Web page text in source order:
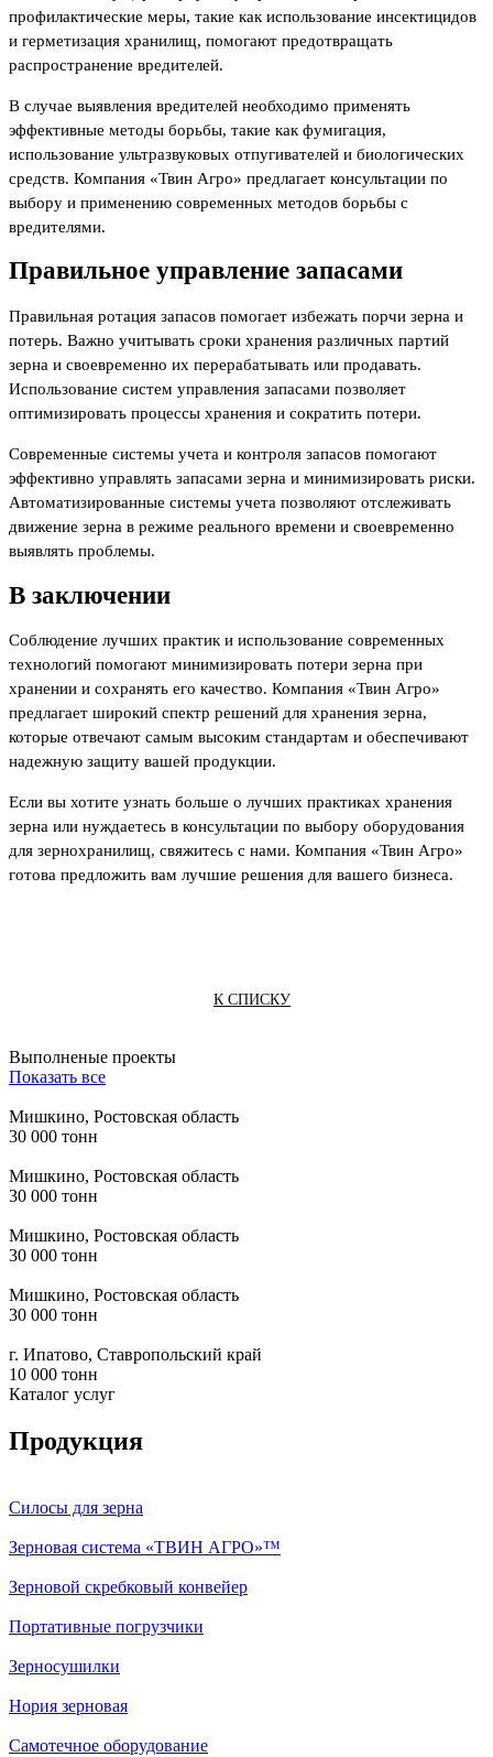
профилактические меры, такие как использование инсектицидов
и герметизация хранилищ, помогают предотвращать
распространение вредителей.
В случае выявления вредителей необходимо применять
эффективные методы борьбы, такие как фумигация,
использование ультразвуковых отпугивателей и биологических
средств. Компания «Твин Агро» предлагает консультации по
выбору и применению современных методов борьбы с
вредителями.
Правильное управление запасами
Правильная ротация запасов помогает избежать порчи зерна и
потерь. Важно учитывать сроки хранения различных партий
зерна и своевременно их перерабатывать или продавать.
Использование систем управления запасами позволяет
оптимизировать процессы хранения и сократить потери.
Современные системы учета и контроля запасов помогают
эффективно управлять запасами зерна и минимизировать риски.
Автоматизированные системы учета позволяют отслеживать
движение зерна в режиме реального времени и своевременно
выявлять проблемы.
В заключении
Соблюдение лучших практик и использование современных
технологий помогают минимизировать потери зерна при
хранении и сохранять его качество. Компания «Твин Агро»
предлагает широкий спектр решений для хранения зерна,
которые отвечают самым высоким стандартам и обеспечивают
надежную защиту вашей продукции.
Если вы хотите узнать больше о лучших практиках хранения
зерна или нуждаетесь в консультации по выбору оборудования
для зернохранилищ, свяжитесь с нами. Компания «Твин Агро»
готова предложить вам лучшие решения для вашего бизнеса.
К СПИСКУ
Выполненые проекты
Показать все
Мишкино, Ростовская область
30 000 тонн
Мишкино, Ростовская область
30 000 тонн
Мишкино, Ростовская область
30 000 тонн
Мишкино, Ростовская область
30 000 тонн
г. Ипатово, Ставропольский край
10 000 тонн
Каталог услуг
Продукция
Силосы для зерна
Зерновая система «ТВИН АГРО»™
Зерновой скребковый конвейер
Портативные погрузчики
Зерносушилки
Нория зерновая
Самотечное оборудование